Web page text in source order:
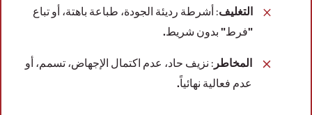
التغليف:أشرطة رديئة الجودة، طباعة باهتة، أو تباع
"فرط" بدون شريط.
المخاطر:نزيف حاد، عدم اكتمال الإجهاض، تسمم، أو
عدم فعالية نهائياً.